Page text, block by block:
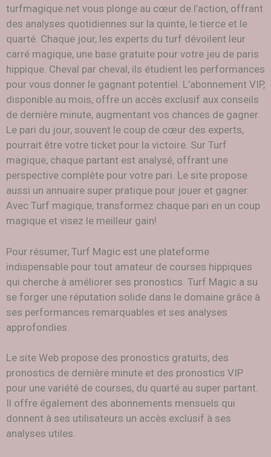
turfmagique.net vous plonge au cœur de l’action, offrant
des analyses quotidiennes sur la quinte, le tierce et le
quarté. Chaque jour, les experts du turf dévoilent leur
carré magique, une base gratuite pour votre jeu de paris
hippique. Cheval par cheval, ils étudient les performances
pour vous donner le gagnant potentiel. L’abonnement VIP,
disponible au mois, offre un accès exclusif aux conseils
de dernière minute, augmentant vos chances de gagner.
Le pari du jour, souvent le coup de cœur des experts,
pourrait être votre ticket pour la victoire. Sur Turf
magique, chaque partant est analysé, offrant une
perspective complète pour votre pari. Le site propose
aussi un annuaire super pratique pour jouer et gagner.
Avec Turf magique, transformez chaque pari en un coup
magique et visez le meilleur gain!
Pour résumer, Turf Magic est une plateforme
indispensable pour tout amateur de courses hippiques
qui cherche à améliorer ses pronostics. Turf Magic a su
se forger une réputation solide dans le domaine grâce à
ses performances remarquables et ses analyses
approfondies.
Le site Web propose des pronostics gratuits, des
pronostics de dernière minute et des pronostics VIP
pour une variété de courses, du quarté au super partant.
Il offre également des abonnements mensuels qui
donnent à ses utilisateurs un accès exclusif à ses
analyses utiles.